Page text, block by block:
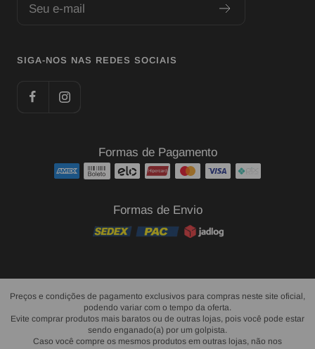
Seu e-mail
SIGA-NOS NAS REDES SOCIAIS
Formas de Pagamento
Formas de Envio
Preços e condições de pagamento exclusivos para compras neste site oficial,
podendo variar com o tempo da oferta.
Evite comprar produtos mais baratos ou de outras lojas, pois você pode estar
sendo enganado(a) por um golpista.
Caso você compre os mesmos produtos em outras lojas, não nos